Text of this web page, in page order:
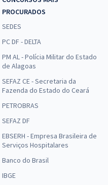
PROCURADOS
SEDES
PC DF - DELTA
PM AL - Polícia Militar do Estado
de Alagoas
SEFAZ CE - Secretaria da
Fazenda do Estado do Ceará
PETROBRAS
SEFAZ DF
EBSERH - Empresa Brasileira de
Serviços Hospitalares
Banco do Brasil
IBGE